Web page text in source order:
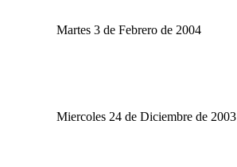
Martes 3 de Febrero de 2004
Miercoles 24 de Diciembre de 2003